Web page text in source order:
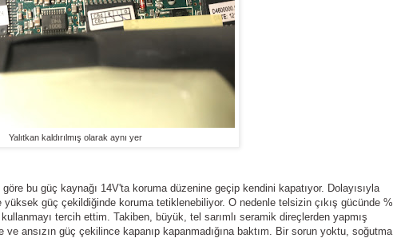
Yalıtkan kaldırılmış olarak aynı yer
bu güç kaynağı 14V'ta koruma düzenine geçip kendini kapatıyor. Dolayısıyla
güç çekildiğinde koruma tetiklenebiliyor. O nedenle telsizin çıkış gücünde %
tercih ettim. Takiben, büyük, tel sarımlı seramik direçlerden yapmış
ansızın güç çekilince kapanıp kapanmadığına baktım. Bir sorun yoktu, soğutma